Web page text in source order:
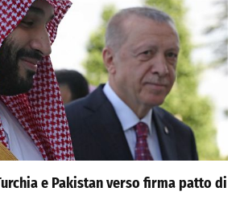
e Pakistan verso firma patto di